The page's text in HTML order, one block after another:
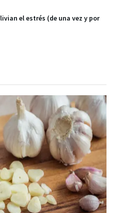
el estrés (de una vez y por